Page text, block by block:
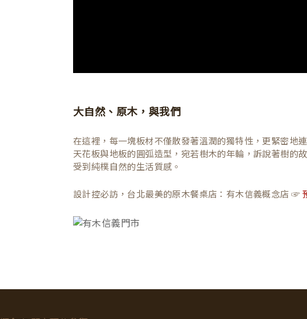
大自然、原木，與我們
在這裡，每一塊板材不僅散發著溫潤的獨特性，更緊密地
天花板與地板的圓弧造型，宛若樹木的年輪，訴說著樹的
受到純樸自然的生活質感。
設計控必訪，台北最美的原木餐桌店：有木信義概念店 ☞